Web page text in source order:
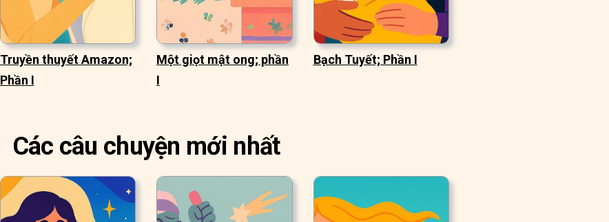
Truyền thuyết Amazon;
Phần I
Một giọt mật ong; phần
I
Bạch Tuyết; Phần I
Các câu chuyện mới nhất